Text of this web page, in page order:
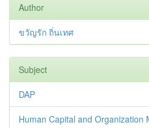
Author
ขวัญรัก ถิ่นเทศ
Subject
DAP
Human Capital and Organization